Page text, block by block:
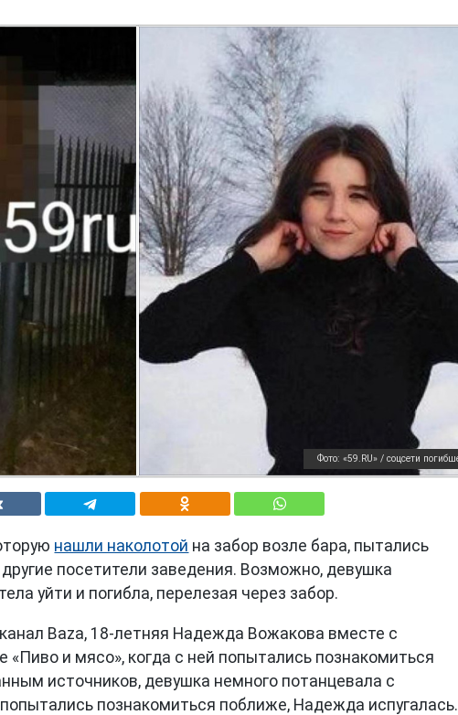
Фото: «59.RU» / соцсети
нашли наколотой на забор возле бара, пытались
посетители заведения. Возможно, девушка
уйти и погибла, перелезая через забор.
Baza, 18-летняя Надежда Вожакова вместе с
«Пиво и мясо», когда с ней попытались познакомиться
источников, девушка немного потанцевала с
познакомиться поближе, Надежда испугалась.